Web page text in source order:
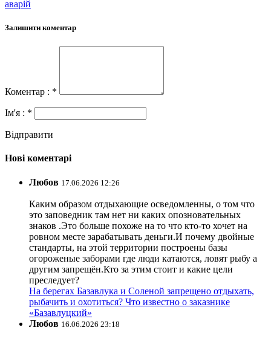
аварій
Залишити коментар
Коментар : *
Ім'я : *
Відправити
Нові коментарі
Любов 17.06.2026 12:26
Каким образом отдыхающие осведомленны, о том что
это заповедник там нет ни каких опозновательных
знаков .Это больше похоже на то что кто-то хочет на
ровном месте зарабатывать деньги.И почему двойные
стандарты, на этой территории построены базы
огороженые заборами где люди катаются, ловят рыбу а
другим запрещён.Кто за этим стоит и какие цели
преследует?
На берегах Базавлука и Соленой запрещено отдыхать,
рыбачить и охотиться? Что известно о заказнике
«Базавлуцкий»
Любов 16.06.2026 23:18